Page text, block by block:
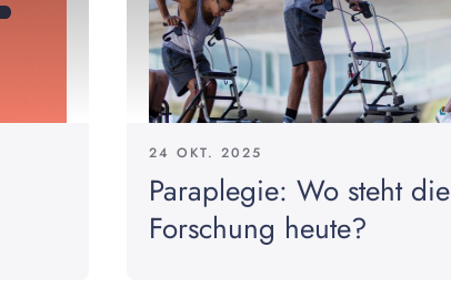
24 OKT. 2025
Paraplegie: Wo steht die
Forschung heute?